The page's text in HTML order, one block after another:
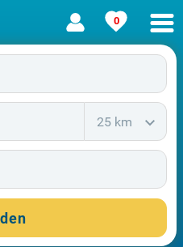
0
25 km